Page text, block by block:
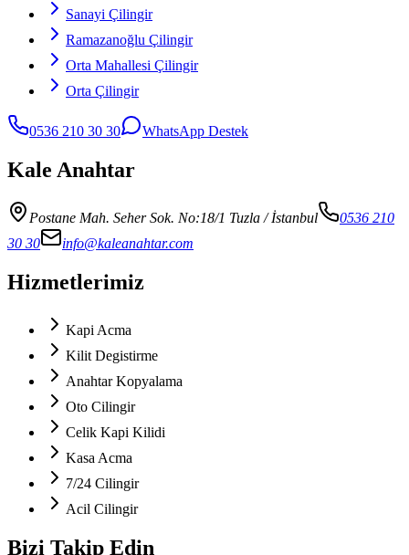
Sanayi Çilingir
Ramazanoğlu Çilingir
Orta Mahallesi Çilingir
Orta Çilingir
0536 210 30 30 WhatsApp Destek
Kale Anahtar
Postane Mah. Seher Sok. No:18/1 Tuzla / İstanbul
0536 210
30 30
info@kaleanahtar.com
Hizmetlerimiz
Kapi Acma
Kilit Degistirme
Anahtar Kopyalama
Oto Cilingir
Celik Kapi Kilidi
Kasa Acma
7/24 Cilingir
Acil Cilingir
Bizi Takip Edin